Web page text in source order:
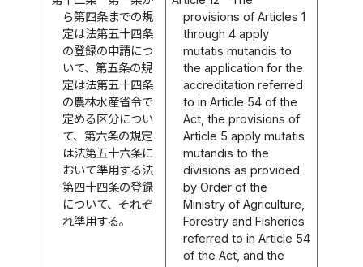
ら第四条までの規
定は法第五十四条
の登録の申請につ
いて、第五条の規
定は法第五十四条
の農林水産省令で
定める区分につい
て、第六条の規定
は法第五十六条に
おいて準用する法
第四十四条の登録
について、それぞ
れ準用する。
provisions of Articles 1
through 4 apply
mutatis mutandis to
the application for the
accreditation referred
to in Article 54 of the
Act, the provisions of
Article 5 apply mutatis
mutandis to the
divisions as provided
by Order of the
Ministry of Agriculture,
Forestry and Fisheries
referred to in Article 54
of the Act, and the